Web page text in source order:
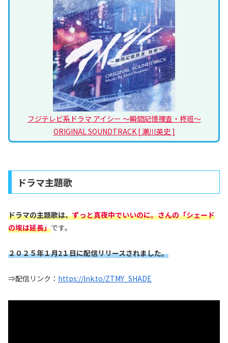
フジテレビ系ドラマ アイシー ～瞬間記憶捜査・柊班～
ORIGINAL SOUNDTRACK [ 瀬川英史 ]
ドラマ主題歌
ドラマの主題歌は、ずっと真夜中でいいのに。さんの「シェード
の埃は延長」です。
２０２５年１月2１日に配信リリースされました。
⇒配信リンク： https://lnk.to/ZTMY_SHADE